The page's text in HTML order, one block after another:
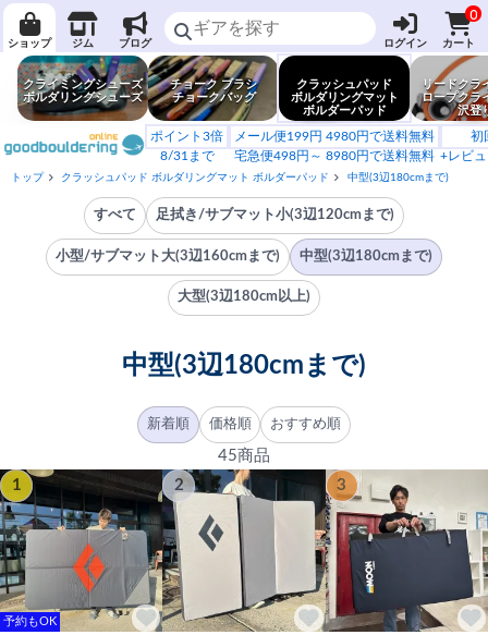
ショップ ジム ブログ ログイン
0
カート
クライミングシューズ
ボルダリングシューズ
チョーク ブラシ
チョークバッグ
クラッシュパッド
ボルダリングマット
ボルダーパッド
リードクラ
ロープクラ
沢登
ポイント3倍
8/31まで
メール便199円 4980円で送料無料
宅急便498円～ 8980円で送料無料
初
+レビ
トップ クラッシュパッド ボルダリングマット ボルダーパッド 中型(3辺180cmまで)
すべて 足拭き/サブマット小(3辺120cmまで)
小型/サブマット大(3辺160cmまで) 中型(3辺180cmまで)
大型(3辺180cm以上)
中型(3辺180cmまで)
新着順 価格順 おすすめ順
45商品
1
予約もOK
2 3